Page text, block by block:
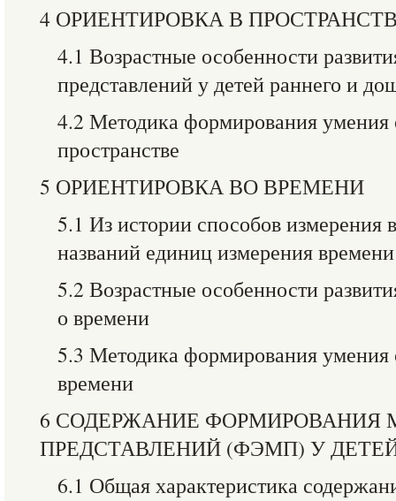
4 ОРИЕНТИРОВКА В
4.1 Возрастные особенности
представлений у детей раннего и
4.2 Методика формирования умения
пространстве
5 ОРИЕНТИРОВКА ВО ВРЕМЕНИ
5.1 Из истории способов
названий единиц измерения времени
5.2 Возрастные особенности
о времени
5.3 Методика формирования умения
времени
6 СОДЕРЖАНИЕ ФОРМИРОВАНИЯ
ПРЕДСТАВЛЕНИЙ (ФЭМП) У ДЕТЕЙ
6.1 Общая характеристика